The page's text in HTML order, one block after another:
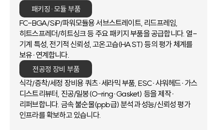
패키징·모듈 부품
FC-BGA/SiP/파워모듈용 서브스트레이트, 리드프레임,
히트스프레더/히트싱크 등 주요 패키지 부품을 공급합니다. 열-
기계 특성, 전기적 신뢰성, 고온고습(HAST) 등의 평가 체계를
보유·연계합니다.
전공정 장비 부품
식각/증착/세정 장비용 쿼츠·세라믹 부품, ESC·샤워헤드·가스
디스트리뷰터, 진공/밀봉(O-ring·Gasket) 등을제작·
리퍼브합니다. 금속 불순물(ppb급) 분석과 성능/신뢰성 평가
인프라를 확보하고 있습니다.